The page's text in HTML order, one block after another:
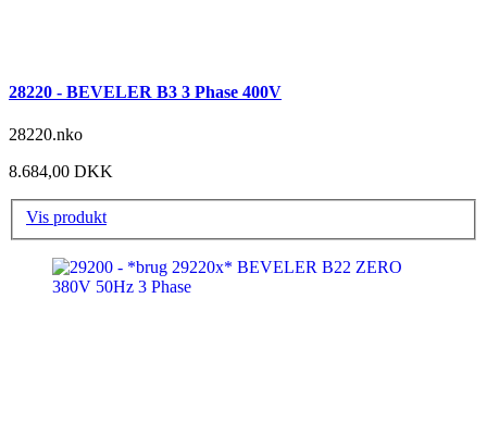
28220 - BEVELER B3 3 Phase 400V
28220.nko
8.684,00 DKK
Vis produkt